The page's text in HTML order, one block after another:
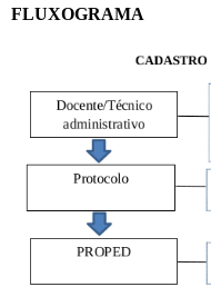
FLUXOGRAMA